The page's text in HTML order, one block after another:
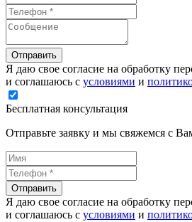
Отправить
Я даю свое согласие на обработку
и соглашаюсь с условиями и
Бесплатная консультация
Отправьте заявку и мы свяжемся с
Отправить
Я даю свое согласие на обработку
и соглашаюсь с условиями и